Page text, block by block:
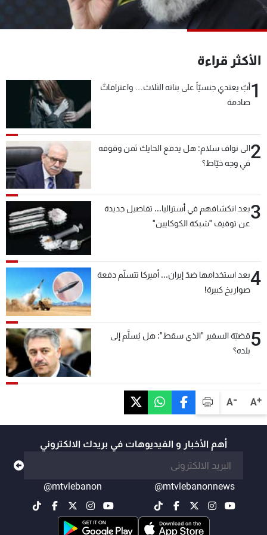
A+
A-
الأكثر قراءة
1أبٌ يعتدي جنسيّاً على بناته الثلاث… واعترافاتٌ
صادمة
2الى نواف سلام: هل يدفع الحايك ثمن وقوفه
في وجه خيّاط؟
3بعد انكشافهم في أستراليا... تفاصيل جديدة
عن توقيف "شبكة الكوكايين"
4بعد استخدامها ضدّ إيران... أميركا تتسلّم دفعة
صواريخ كبيرة!
5قضيّة السفير "الذي سقط": هل يُسلَّم إلى
بلده؟
أهم الأخبار و الفيديوهات في بريدك الالكتروني
@mtvlebanonnews
@mtvlebanon
الترددات
عن MTV
الإنـتـاج
لاعلاناتكم
شروط الإسـتخدام
سياسة الخصوصية